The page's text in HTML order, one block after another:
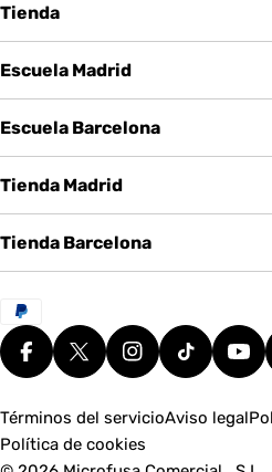
Tienda
Escuela Madrid
Escuela Barcelona
Tienda Madrid
Tienda Barcelona
Métodos
de
pagoFacebookX (Twitter)Instagram
tiktok
Términos del servicioAviso legal
Política de cookies